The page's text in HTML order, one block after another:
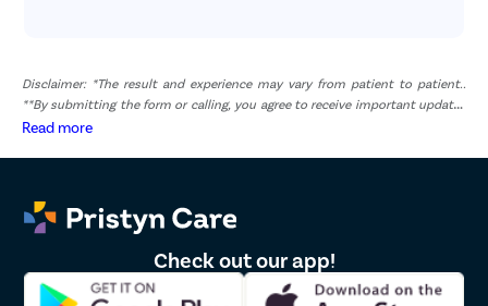
Disclaimer: *The result and experience may vary from patient to patient..
**By submitting the form or calling, you agree to receive important updates
and marketing communications.
Read more
Check out our app!